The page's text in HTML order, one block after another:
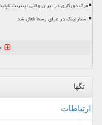
مرگ دورکاری در ایران وقتی اینترنت
استارلینک در عراق رسما فعال شد
تگها
ارتباطات